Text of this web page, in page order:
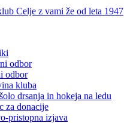
Celje z vami že od leta 1947
odbor
odbor
kluba
drsanja in hokeja na ledu
za donacije
pristopna izjava